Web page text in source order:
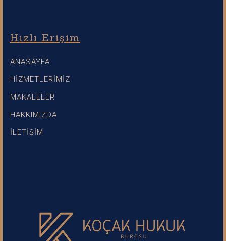
Hızlı Erişim
ANASAYFA
HİZMETLERİMİZ
MAKALELER
HAKKIMIZDA
İLETİŞİM